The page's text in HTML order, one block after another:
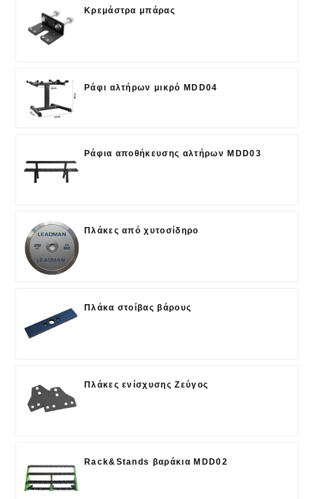
Κρεμάστρα μπάρας
Ράφι αλτήρων μικρό MDD04
Ράφια αποθήκευσης αλτήρων MDD03
Πλάκες από χυτοσίδηρο
Πλάκα στοίβας βάρους
Πλάκες ενίσχυσης Ζεύγος
Rack&Stands βαράκια MDD02